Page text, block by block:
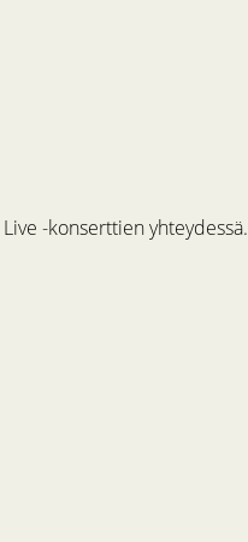
-konserttien yhteydessä.